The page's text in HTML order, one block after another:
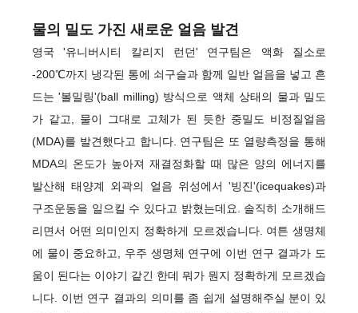
물의 밀도 가진 새로운 얼음 발견
영국 '유니버시티 칼리지 런던' 연구팀은 액화 질소로
-200℃까지 냉각된 통에 쇠구슬과 함께 일반 얼음을 넣고 흔
드는 '볼밀링'(ball milling) 방식으로 액체 상태의 물과 밀도
가 같고, 물이 그대로 고체가 된 듯한 중밀도 비정질얼음
(MDA)를 발견했다고 합니다. 연구팀은 또 열량측정을 통해
MDA의 온도가 높아져 재결정화할 때 많은 양의 에너지를
발산해 태양계 외곽의 얼음 위성에서 '빙진'(icequakes)과
구조운동을 일으킬 수 있다고 밝혔는데요. 솔직히 소개해드
리면서 어떤 의미인지 정확하게 모르겠습니다. 여튼 생명체
에 물이 중요하고, 우주 생명체 연구에 이번 연구 결과가 도
움이 된다는 이야기 같긴 한데 뭐가 뭔지 정확하게 모르겠습
니다. 이번 연구 결과의 의미를 좀 쉽게 설명해주실 분이 있